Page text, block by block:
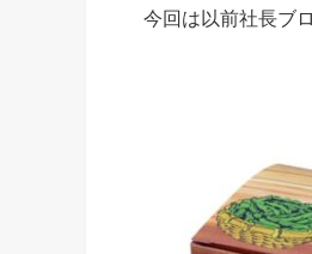
今回は以前社長ブ